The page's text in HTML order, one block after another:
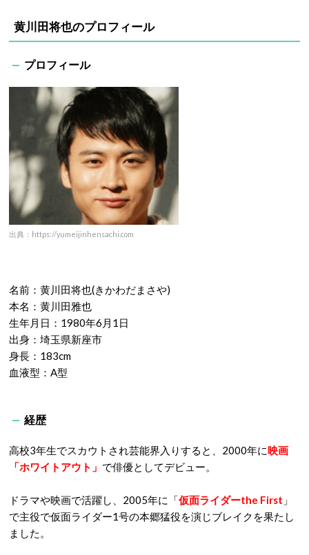
黄川田将也のプロフィール
プロフィール
出典：https://yumeijinhensachi.com
名前：黄川田将也(きかわだまさや)
本名：黄川田雅也
生年月日： 1980年6 月 1 日
出身：埼玉県新座市
身長： 183cm
血液型： A型
経歴
高校3年生でスカウトされ芸能界入りすると、 2000年に映画
「ホワイトアウト」 で俳優としてデビュー。
ドラマや映画で活躍し、 2005年に「仮面ライダーthe First 」
で主役で仮面ライダー1号の本郷猛役を演じブレイクを果たし
ました。